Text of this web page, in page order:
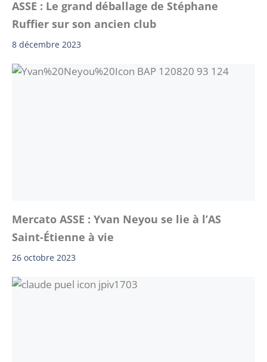
ASSE : Le grand déballage de Stéphane
Ruffier sur son ancien club
8 décembre 2023
Mercato ASSE : Yvan Neyou se lie à l’AS
Saint-Étienne à vie
26 octobre 2023